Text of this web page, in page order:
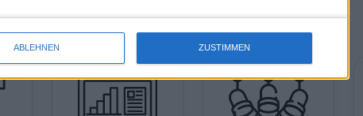
ABLEHNEN ZUSTIMMEN